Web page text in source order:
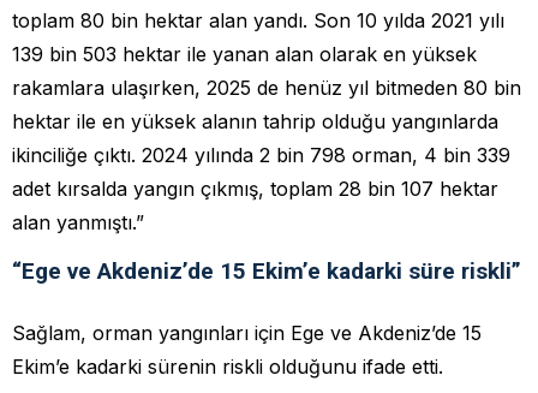
toplam 80 bin hektar alan yandı. Son 10 yılda 2021 yılı
139 bin 503 hektar ile yanan alan olarak en yüksek
rakamlara ulaşırken, 2025 de henüz yıl bitmeden 80 bin
hektar ile en yüksek alanın tahrip olduğu yangınlarda
ikinciliğe çıktı. 2024 yılında 2 bin 798 orman, 4 bin 339
adet kırsalda yangın çıkmış, toplam 28 bin 107 hektar
alan yanmıştı.”
“Ege ve Akdeniz’de 15 Ekim’e kadarki süre riskli”
Sağlam, orman yangınları için Ege ve Akdeniz’de 15
Ekim’e kadarki sürenin riskli olduğunu ifade etti.